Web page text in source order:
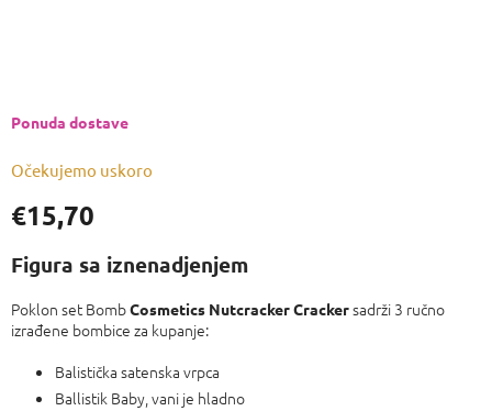
€15,70
cijenu:
Očekujemo uskoro
Ponuda dostave
Figura sa iznenadjenjem
Poklon set BombCosmetics Nutcracker Crackersadrži 3 ručno
izrađene bombice za kupanje:
Balistička satenska vrpca
Ballistik Baby, vani je hladno